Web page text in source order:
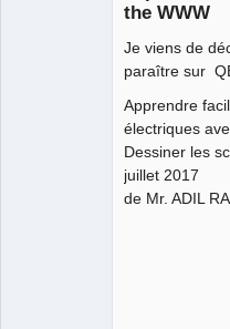
Manual 0.8_cs
Google_Search
the WWW
Je viens de
paraître sur
Apprendre
électriques
Dessiner les
juillet 2017
de Mr. ADIL